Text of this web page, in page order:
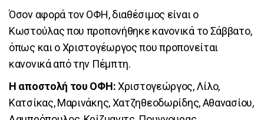
Όσον αφορά τον ΟΦΗ, διαθέσιμος είναι ο
Κωστούλας που προπονήθηκε κανονικά το Σάββατο,
όπως και ο Χριστογέωργος που προπονείται
κανονικά από την Πέμπτη.
Η αποστολή του ΟΦΗ:Χριστογεώργος, Λίλο,
Κατσίκας, Μαρινάκης, Χατζηθεοδωρίδης, Αθανασίου,